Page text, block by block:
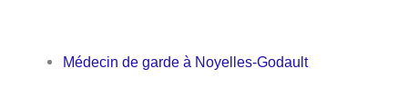
Médecin de garde à Noyelles-Godault